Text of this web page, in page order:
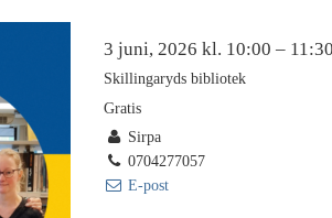
3 juni, 2026 kl. 10:00 – 11:30
Skillingaryds bibliotek
Gratis
Sirpa
0704277057
E-post